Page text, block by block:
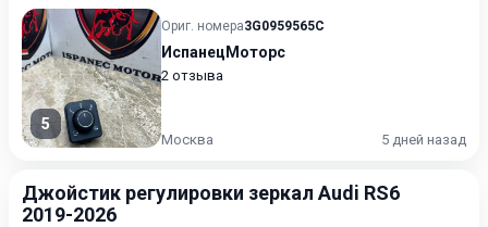
5
Ориг. номера3G0959565C
ИспанецМоторс
2 отзыва
Москва 5 дней назад
Джойстик регулировки зеркал Audi RS6
2019-2026